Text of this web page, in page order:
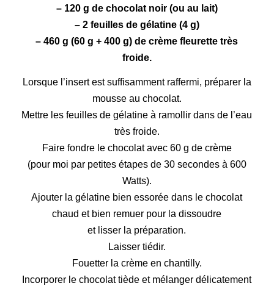
– 120 g de chocolatnoir (ou au lait)
– 2 feuilles de gélatine (4 g)
– 460 g (60 g + 400 g) de crème fleurette très
froide.
Lorsque l’insert est suffisamment raffermi, préparer la
mousseau chocolat.
Mettre les feuilles de gélatine à ramollir dans de l’eau
très froide.
Faire fondre le chocolat avec 60 g de crème
(pour moi par petites étapes de 30 secondes à 600
Watts).
Ajouter la gélatine bien essorée dans le chocolat
chaud et bien remuer pour la dissoudre
et lisser la préparation.
Laisser tiédir.
Fouetter la crème en chantilly.
Incorporer le chocolat tiède et mélanger délicatement